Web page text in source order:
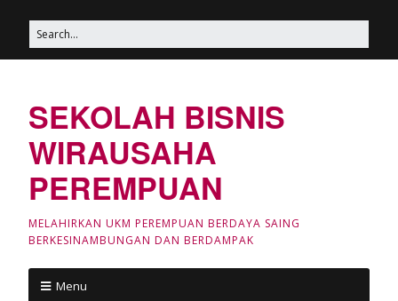
SEKOLAH BISNIS
WIRAUSAHA
PEREMPUAN
MELAHIRKAN UKM PEREMPUAN BERDAYA SAING
BERKESINAMBUNGAN DAN BERDAMPAK
Menu